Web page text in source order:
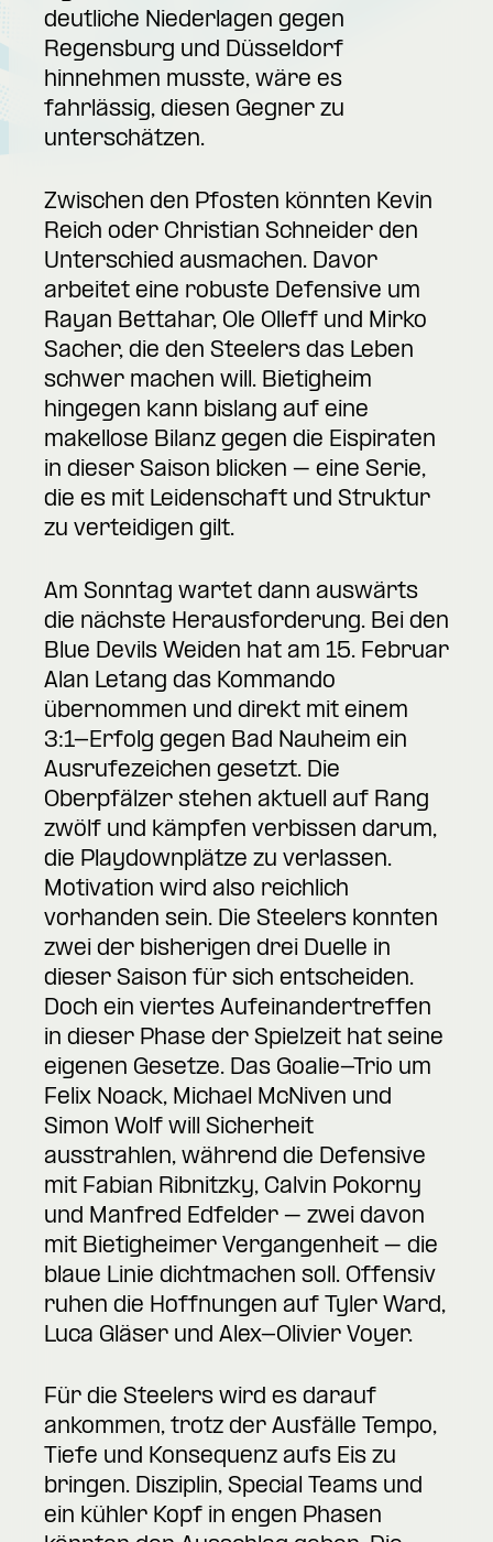
deutliche Niederlagen gegen
Regensburg und Düsseldorf
hinnehmen musste, wäre es
fahrlässig, diesen Gegner zu
unterschätzen.
Zwischen den Pfosten könnten Kevin
Reich oder Christian Schneider den
Unterschied ausmachen. Davor
arbeitet eine robuste Defensive um
Rayan Bettahar, Ole Olleff und Mirko
Sacher, die den Steelers das Leben
schwer machen will. Bietigheim
hingegen kann bislang auf eine
makellose Bilanz gegen die Eispiraten
in dieser Saison blicken – eine Serie,
die es mit Leidenschaft und Struktur
zu verteidigen gilt.
Am Sonntag wartet dann auswärts
die nächste Herausforderung. Bei den
Blue Devils Weiden hat am 15. Februar
Alan Letang das Kommando
übernommen und direkt mit einem
3:1-Erfolg gegen Bad Nauheim ein
Ausrufezeichen gesetzt. Die
Oberpfälzer stehen aktuell auf Rang
zwölf und kämpfen verbissen darum,
die Playdownplätze zu verlassen.
Motivation wird also reichlich
vorhanden sein. Die Steelers konnten
zwei der bisherigen drei Duelle in
dieser Saison für sich entscheiden.
Doch ein viertes Aufeinandertreffen
in dieser Phase der Spielzeit hat seine
eigenen Gesetze. Das Goalie-Trio um
Felix Noack, Michael McNiven und
Simon Wolf will Sicherheit
ausstrahlen, während die Defensive
mit Fabian Ribnitzky, Calvin Pokorny
und Manfred Edfelder – zwei davon
mit Bietigheimer Vergangenheit – die
blaue Linie dichtmachen soll. Offensiv
ruhen die Hoffnungen auf Tyler Ward,
Luca Gläser und Alex-Olivier Voyer.
Für die Steelers wird es darauf
ankommen, trotz der Ausfälle Tempo,
Tiefe und Konsequenz aufs Eis zu
bringen. Disziplin, Special Teams und
ein kühler Kopf in engen Phasen